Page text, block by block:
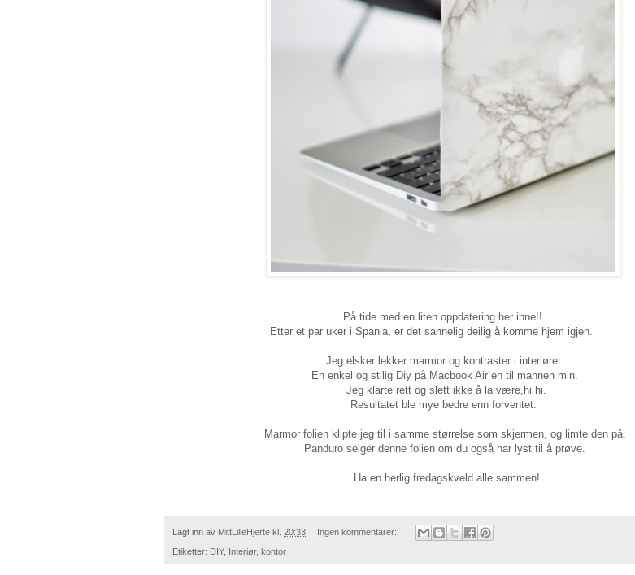
På tide med en liten oppdatering her inne!!
Etter et par uker i Spania, er det sannelig deilig å komme hjem igjen.
Jeg elsker lekker marmor og kontraster i interiøret.
En enkel og stilig Diy på Macbook Air`en til mannen min.
Jeg klarte rett og slett ikke å la være,hi hi.
Resultatet ble mye bedre enn forventet.
Marmor folien klipte jeg til i samme størrelse som skjermen, og limte den på.
Panduro selger denne folien om du også har lyst til å prøve.
Ha en herlig fredagskveld alle sammen!
Lagt inn av MittLilleHjerte kl. 20:33 Ingen kommentarer:
Etiketter: DIY, Interiør, kontor